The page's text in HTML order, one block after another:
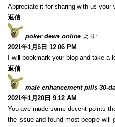
Appreciate it for sharing with us your
返信
poker dewa online より:
2021年1月6日 12:06 PM
I will bookmark your blog and take a
返信
male enhancement pills 30-
2021年1月20日 9:12 AM
You ave made some decent points
the issue and found most people will